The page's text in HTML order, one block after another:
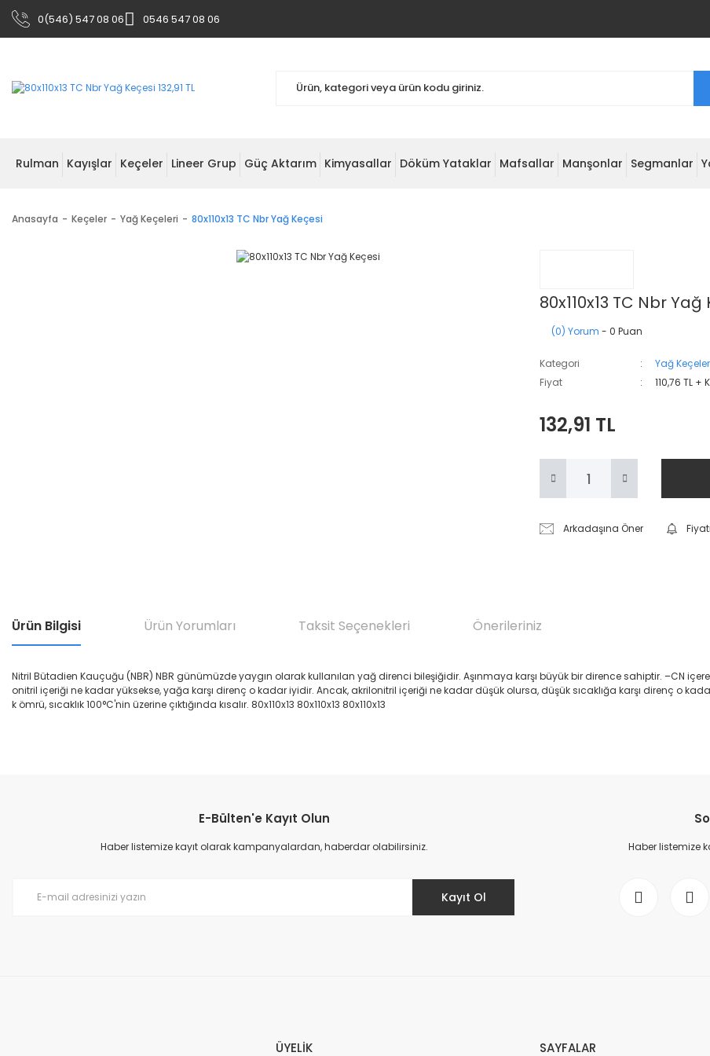
0(546) 547 08 06 0546 547 08 06
Rulman Kayışlar Keçeler Lineer Grup Güç Aktarım Kimyasallar Döküm Yataklar Mafsallar Manşonlar Segmanlar
Anasayfa Keçeler Yağ Keçeleri 80x110x13 TC Nbr Yağ Keçesi
80x110x13 TC Nbr
(0) Yorum - 0 Puan
Kategori
Yağ
Fiyat
110,76 TL +
132,91 TL
Arkadaşına Öner
Ürün Bilgisi Ürün Yorumları Taksit Seçenekleri Önerileriniz
Nitril Bütadien Kauçuğu (NBR) NBR günümüzde yaygın olarak kullanılan yağ direnci bileşiğidir. Aşınmaya karşı büyük bir dirence sahiptir. –CN
onitril içeriği ne kadar yüksekse, yağa karşı direnç o kadar iyidir. Ancak, akrilonitril içeriği ne kadar düşük olursa, düşük sıcaklığa karşı direnç o
k ömrü, sıcaklık 100°C'nin üzerine çıktığında kısalır. 80x110x13 80x110x13 80x110x13
Ürün resmi kalitesiz, bozuk veya görüntülenemiyor.
Ürün açıklamasında eksik bilgiler bulunuyor.
E-Bülten'e Kayıt Olun
Haber listemize kayıt olarak kampanyalardan, haberdar olabilirsiniz.
Kayıt Ol
Haber listemize
ÜYELİK SAYFALAR